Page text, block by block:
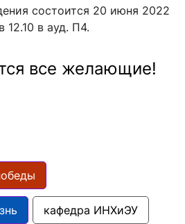
состоится 20 июня 2022
12.10 в ауд. П4.
все желающие!
кафедра ИНХиЭУ